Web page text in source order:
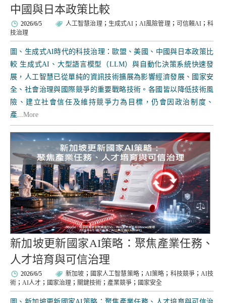
中國與日本政策比較
2026/6/5 人工智慧治理； 生成式AI ；AI風險管理； 可信賴AI ；科
技治理
圖、生成式AI時代的科技治理：歐盟、美國、中國與日本政策比
較 生成式AI、大型語言模型（LLM）與自動化決策系統快速發
展，人工智慧已從單純的資訊技術擴展為影響經濟發展、國家安
全、社會治理與國際競爭的重要戰略技術。各國皆以降低技術風
險、建立社會信任及維持競爭力為目標，仍會因政治制度、
產...More
新加坡更新國家AI策略：聚焦產業任務、
人才培育與可信治理
2026/6/5 新加坡 ； 國家人工智慧策略； AI策略 ； 科技競爭 ；AI技
術 ； AI人才 ； 國家治理 ； 關鍵技術 ； 產業競爭 ； 國家安全